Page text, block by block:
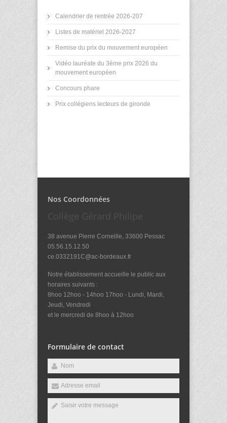
Calendrier de rentrée 2026-207
Listes de matériel 2026-2027
Remise du prix du mouvement européen
Vidéo lauréate du 3ème prix 2026 du
mouvement européen
Concours phare
Prix collégiens lecteurs de gironde
Nos Coordonnées
Collège Gérard Philipe
38 avenue Pierre Corneille, 33600 Pessac
05.56.15.12.50
ce.0332191C@ac-bordeaux.fr
Notre établissement accueille le public aux
horaires suivants :
8hoo 12hoo - 14hoo 17hoo - Lundi, Mardi,
Jeudi, Vendredi
et le mercredi de 8hoo à 12hoo
Formulaire de contact